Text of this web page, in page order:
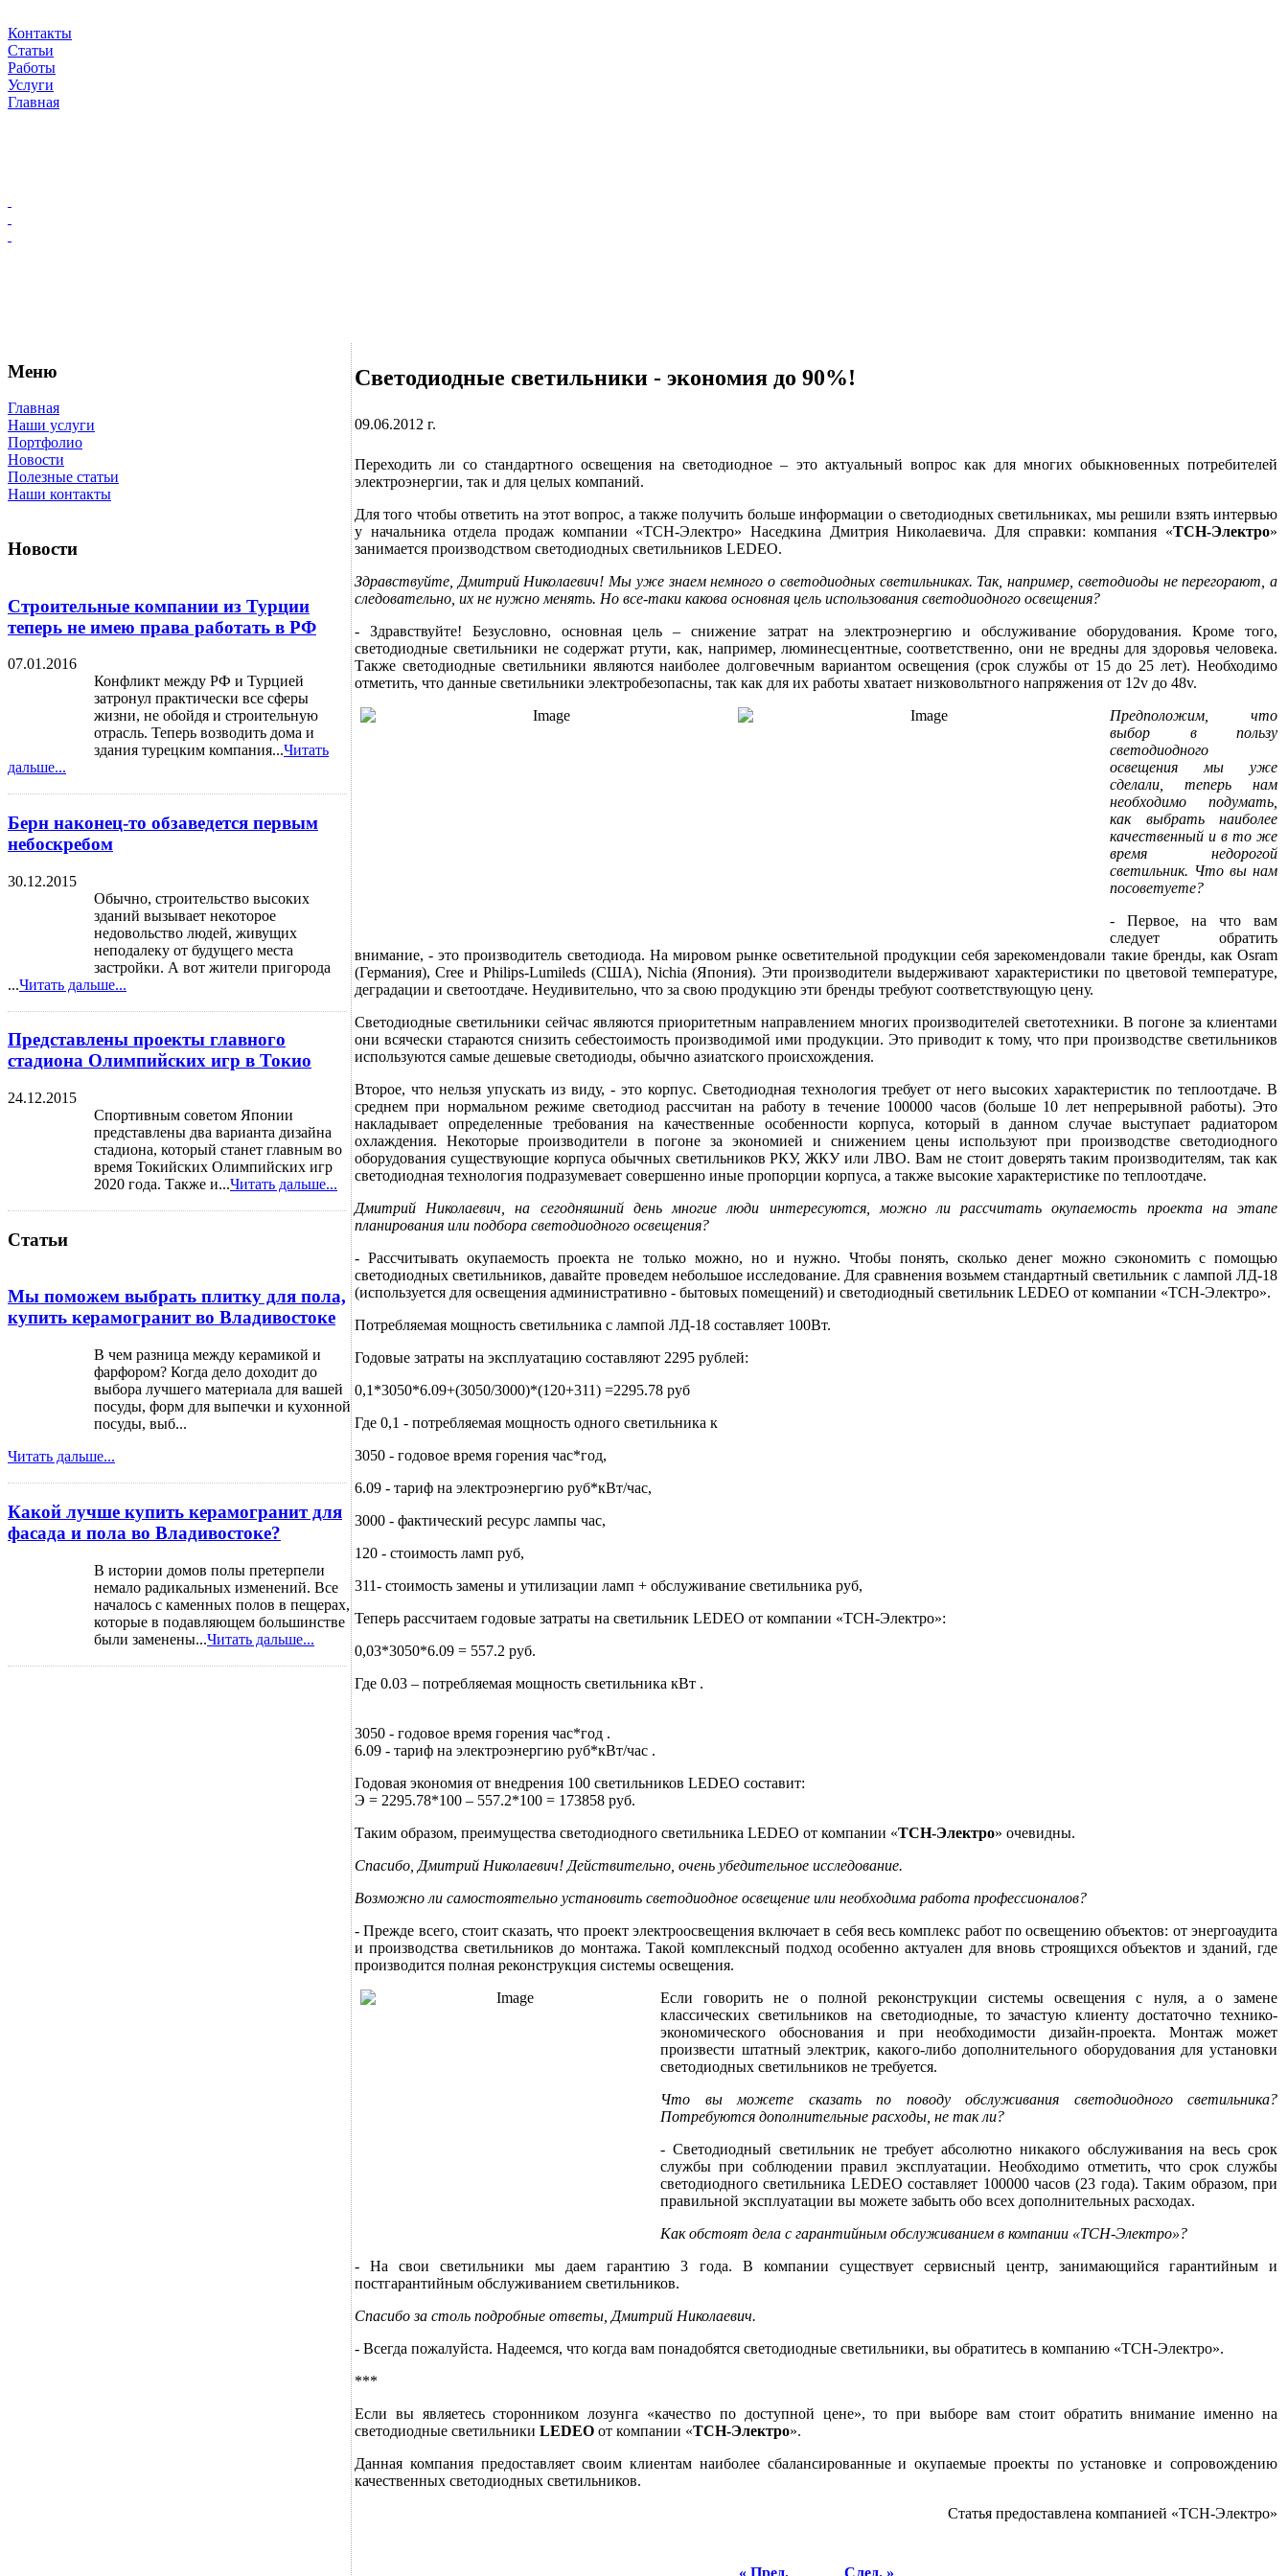
Контакты
Статьи
Работы
Услуги
Главная
Меню
Главная
Наши услуги
Портфолио
Новости
Полезные статьи
Наши контакты
Новости
Строительные компании из Турции
теперь не имею права работать в РФ
07.01.2016
Конфликт между РФ и Турцией
затронул практически все сферы
жизни, не обойдя и строительную
отрасль. Теперь возводить дома и
здания турецким компания...Читать
дальше...
Берн наконец-то обзаведется первым
небоскребом
30.12.2015
Обычно, строительство высоких
зданий вызывает некоторое
недовольство людей, живущих
неподалеку от будущего места
застройки. А вот жители пригорода
...Читать дальше...
Представлены проекты главного
стадиона Олимпийских игр в Токио
24.12.2015
Спортивным советом Японии
представлены два варианта дизайна
стадиона, который станет главным во
время Токийских Олимпийских игр
2020 года. Также и...Читать дальше...
Статьи
Мы поможем выбрать плитку для пола,
купить керамогранит во Владивостоке
В чем разница между керамикой и
фарфором? Когда дело доходит до
выбора лучшего материала для вашей
посуды, форм для выпечки и кухонной
посуды, выб...
Читать дальше...
Какой лучше купить керамогранит для
фасада и пола во Владивостоке?
В истории домов полы претерпели
немало радикальных изменений. Все
началось с каменных полов в пещерах,
которые в подавляющем большинстве
были заменены...Читать дальше...
Светодиодные светильники - экономия до 90%!
09.06.2012 г.
Переходить ли со стандартного освещения на светодиодное – это актуальный вопрос как для многих обыкновенных потребителей
электроэнергии, так и для целых компаний.
Для того чтобы ответить на этот вопрос, а также получить больше информации о светодиодных светильниках, мы решили взять интервью
у начальника отдела продаж компании «ТСН-Электро» Наседкина Дмитрия Николаевича. Для справки: компания «ТСН-Электро»
занимается производством светодиодных светильников LEDEO.
Здравствуйте, Дмитрий Николаевич! Мы уже знаем немного о светодиодных светильниках. Так, например, светодиоды не перегорают, а
следовательно, их не нужно менять. Но все-таки какова основная цель использования светодиодного освещения?
- Здравствуйте! Безусловно, основная цель – снижение затрат на электроэнергию и обслуживание оборудования. Кроме того,
светодиодные светильники не содержат ртути, как, например, люминесцентные, соответственно, они не вредны для здоровья человека.
Также светодиодные светильники являются наиболее долговечным вариантом освещения (срок службы от 15 до 25 лет). Необходимо
отметить, что данные светильники электробезопасны, так как для их работы хватает низковольтного напряжения от 12v до 48v.
Предположим, что
выбор в пользу
светодиодного
освещения мы уже
сделали, теперь нам
необходимо подумать,
как выбрать наиболее
качественный и в то же
время недорогой
светильник. Что вы нам
посоветуете?
- Первое, на что вам
следует обратить
внимание, - это производитель светодиода. На мировом рынке осветительной продукции себя зарекомендовали такие бренды, как Osram
(Германия), Cree и Philips-Lumileds (США), Nichia (Япония). Эти производители выдерживают характеристики по цветовой температуре,
деградации и светоотдаче. Неудивительно, что за свою продукцию эти бренды требуют соответствующую цену.
Светодиодные светильники сейчас являются приоритетным направлением многих производителей светотехники. В погоне за клиентами
они всячески стараются снизить себестоимость производимой ими продукции. Это приводит к тому, что при производстве светильников
используются самые дешевые светодиоды, обычно азиатского происхождения.
Второе, что нельзя упускать из виду, - это корпус. Светодиодная технология требует от него высоких характеристик по теплоотдаче. В
среднем при нормальном режиме светодиод рассчитан на работу в течение 100000 часов (больше 10 лет непрерывной работы). Это
накладывает определенные требования на качественные особенности корпуса, который в данном случае выступает радиатором
охлаждения. Некоторые производители в погоне за экономией и снижением цены используют при производстве светодиодного
оборудования существующие корпуса обычных светильников РКУ, ЖКУ или ЛВО. Вам не стоит доверять таким производителям, так как
светодиодная технология подразумевает совершенно иные пропорции корпуса, а также высокие характеристике по теплоотдаче.
Дмитрий Николаевич, на сегодняшний день многие люди интересуются, можно ли рассчитать окупаемость проекта на этапе
планирования или подбора светодиодного освещения?
- Рассчитывать окупаемость проекта не только можно, но и нужно. Чтобы понять, сколько денег можно сэкономить с помощью
светодиодных светильников, давайте проведем небольшое исследование. Для сравнения возьмем стандартный светильник с лампой ЛД-18
(используется для освещения административно - бытовых помещений) и светодиодный светильник LEDEO от компании «ТСН-Электро».
Потребляемая мощность светильника с лампой ЛД-18 составляет 100Вт.
Годовые затраты на эксплуатацию составляют 2295 рублей:
0,1*3050*6.09+(3050/3000)*(120+311) =2295.78 руб
Где 0,1 - потребляемая мощность одного светильника к
3050 - годовое время горения час*год,
6.09 - тариф на электроэнергию руб*кВт/час,
3000 - фактический ресурс лампы час,
120 - стоимость ламп руб,
311- стоимость замены и утилизации ламп + обслуживание светильника руб,
Теперь рассчитаем годовые затраты на светильник LEDEO от компании «ТСН-Электро»:
0,03*3050*6.09 = 557.2 руб.
Где 0.03 – потребляемая мощность светильника кВт .
3050 - годовое время горения час*год .
6.09 - тариф на электроэнергию руб*кВт/час .
Годовая экономия от внедрения 100 светильников LEDEO составит:
Э = 2295.78*100 – 557.2*100 = 173858 руб.
Таким образом, преимущества светодиодного светильника LEDEO от компании «ТСН-Электро» очевидны.
Спасибо, Дмитрий Николаевич! Действительно, очень убедительное исследование.
Возможно ли самостоятельно установить светодиодное освещение или необходима работа профессионалов?
- Прежде всего, стоит сказать, что проект электроосвещения включает в себя весь комплекс работ по освещению объектов: от энергоаудита
и производства светильников до монтажа. Такой комплексный подход особенно актуален для вновь строящихся объектов и зданий, где
производится полная реконструкция системы освещения.
Если говорить не о полной реконструкции системы освещения с нуля, а о замене
классических светильников на светодиодные, то зачастую клиенту достаточно технико-
экономического обоснования и при необходимости дизайн-проекта. Монтаж может
произвести штатный электрик, какого-либо дополнительного оборудования для установки
светодиодных светильников не требуется.
Что вы можете сказать по поводу обслуживания светодиодного светильника?
Потребуются дополнительные расходы, не так ли?
- Светодиодный светильник не требует абсолютно никакого обслуживания на весь срок
службы при соблюдении правил эксплуатации. Необходимо отметить, что срок службы
светодиодного светильника LEDEO составляет 100000 часов (23 года). Таким образом, при
правильной эксплуатации вы можете забыть обо всех дополнительных расходах.
Как обстоят дела с гарантийным обслуживанием в компании «ТСН-Электро»?
- На свои светильники мы даем гарантию 3 года. В компании существует сервисный центр, занимающийся гарантийным и
постгарантийным обслуживанием светильников.
Спасибо за столь подробные ответы, Дмитрий Николаевич.
- Всегда пожалуйста. Надеемся, что когда вам понадобятся светодиодные светильники, вы обратитесь в компанию «ТСН-Электро».
***
Если вы являетесь сторонником лозунга «качество по доступной цене», то при выборе вам стоит обратить внимание именно на
светодиодные светильники LEDEO от компании «ТСН-Электро».
Данная компания предоставляет своим клиентам наиболее сбалансированные и окупаемые проекты по установке и сопровождению
качественных светодиодных светильников.
Статья предоставлена компанией «ТСН-Электро»
« Пред. След. »